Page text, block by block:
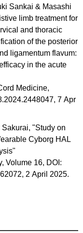
Sankai & Masashi
limb treatment for
and thoracic
of the posterior
ligamentum flavum:
in the acute
Medicine,
7 Apr
"Study on
Cyborg HAL
Volume 16, DOI:
2 April 2025.